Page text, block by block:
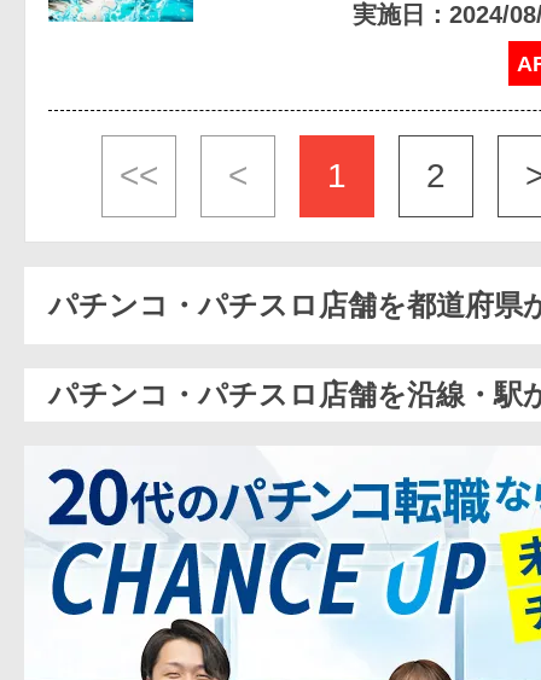
実施日：2024/
<< < 1 2
パチンコ・パチスロ店舗を都道府県
パチンコ・パチスロ店舗を沿線・駅